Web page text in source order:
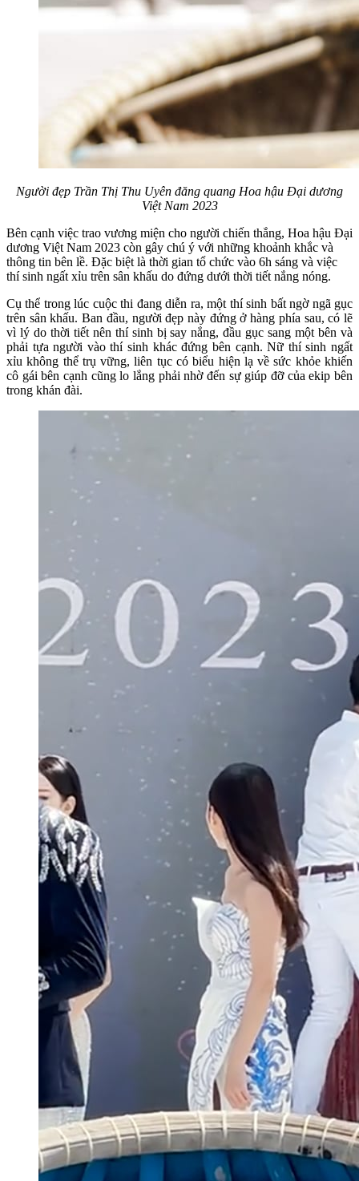
Người đẹp Trần Thị Thu Uyên đăng quang Hoa hậu Đại dương
Việt Nam 2023
Bên cạnh việc trao vương miện cho người chiến thắng, Hoa hậu Đại
dương Việt Nam 2023 còn gây chú ý với những khoảnh khắc và
thông tin bên lề. Đặc biệt là thời gian tổ chức vào 6h sáng và việc
thí sinh ngất xỉu trên sân khấu do đứng dưới thời tiết nắng nóng.
Cụ thể trong lúc cuộc thi đang diễn ra, một thí sinh bất ngờ ngã gục
trên sân khấu. Ban đầu, người đẹp này đứng ở hàng phía sau, có lẽ
vì lý do thời tiết nên thí sinh bị say nắng, đầu gục sang một bên và
phải tựa người vào thí sinh khác đứng bên cạnh. Nữ thí sinh ngất
xỉu không thể trụ vững, liên tục có biểu hiện lạ về sức khỏe khiến
cô gái bên cạnh cũng lo lắng phải nhờ đến sự giúp đỡ của ekip bên
trong khán đài.